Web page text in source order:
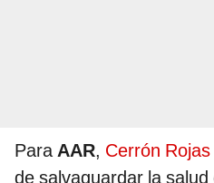
ParaAAR, Cerrón Rojas
de salvaguardar la